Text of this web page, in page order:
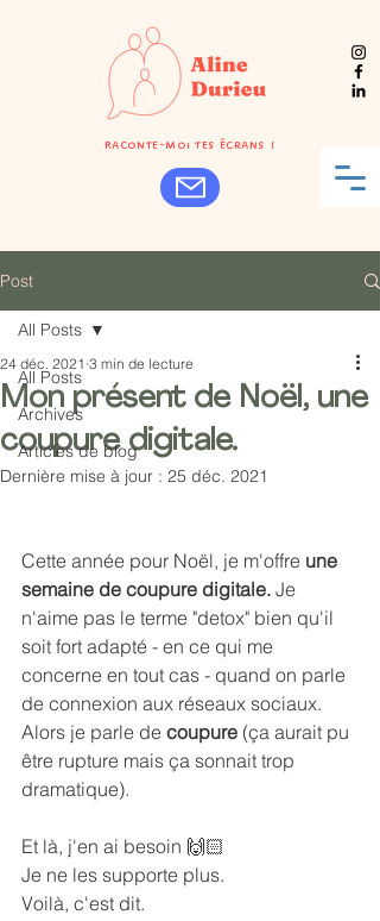
Raconte-moi tes écrans !
Post
All Posts
Archives
Articles de blog
All Posts
Mon présent de Noël, une
coupure digitale.
24 déc. 2021 3 min de lecture
Dernière mise à jour : 25 déc. 2021
Cette année pour Noël, je m'offre une
semaine de coupure digitale. Je
n'aime pas le terme "detox" bien qu'il
soit fort adapté - en ce qui me
concerne en tout cas - quand on parle
de connexion aux réseaux sociaux.
Alors je parle de coupure (ça aurait pu
être rupture mais ça sonnait trop
dramatique).
Et là, j'en ai besoin 🙌🏻
Je ne les supporte plus.
Voilà, c'est dit.